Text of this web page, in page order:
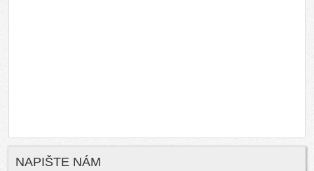
NAPIŠTE NÁM